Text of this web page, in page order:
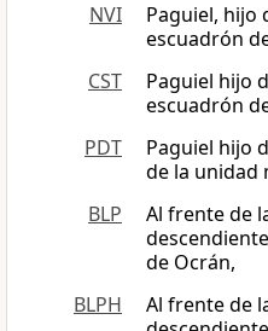
NVI
Paguiel, hijo
escuadrón
CST
Paguiel hijo
escuadrón
PDT
Paguiel hijo
de la unidad
BLP
Al frente de
de Ocrán,
BLPH
Al frente de